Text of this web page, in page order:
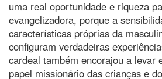
uma real oportunidade e riqueza
evangelizadora, porque a
características próprias da
configuram verdadeiras
cardeal também encorajou a levar
papel missionário das crianças e